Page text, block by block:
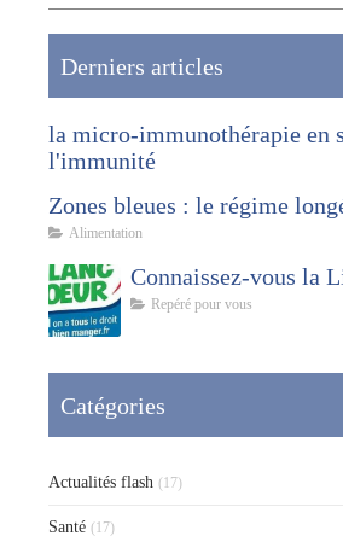
Derniers articles
la micro-immunothérapie en
l'immunité
Zones bleues : le régime
Alimentation
Connaissez-vous la
Repéré pour vous
Catégories
Actualités flash (17)
Santé (17)